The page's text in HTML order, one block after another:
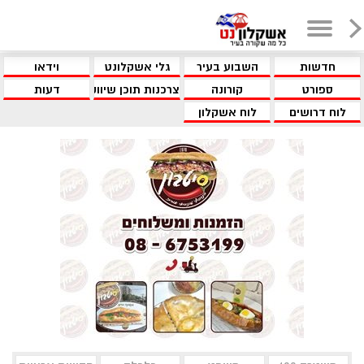
חדשות השבוע בעיר גלי אשקלונט
וידאו
ספורט
קורונה צרכנות תוכן שיווקי
דעות
לוח דרושים
לוח אשקלון